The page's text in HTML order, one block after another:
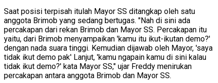
Saat posisi terpisah itulah Mayor SS ditangkap oleh satu
anggota Brimob yang sedang bertugas. "Nah di sini ada
percakapan dari rekan Brimob dan Mayor SS. Percakapan itu
yaitu, dari Brimob menyampaikan 'kamu itu ikut-ikutan demo?'
dengan nada suara tinggi. Kemudian dijawab oleh Mayor, 'saya
tidak ikut demo pak' Lanjut, 'kamu ngapain kamu di sini kalau
tidak ikut demo?' kata Mayor SS," ujar Freddy menirukan
percakapan antara anggota Brimob dan Mayor SS.